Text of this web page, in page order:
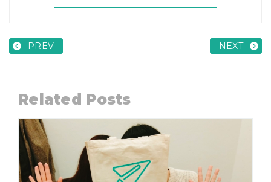
PREV NEXT
Related Posts